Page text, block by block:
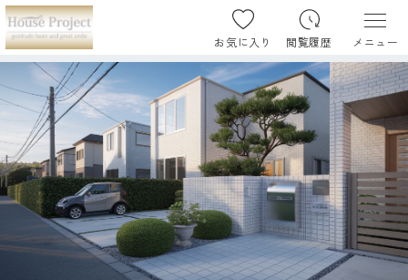
お気に入り 閲覧履歴 メニュー